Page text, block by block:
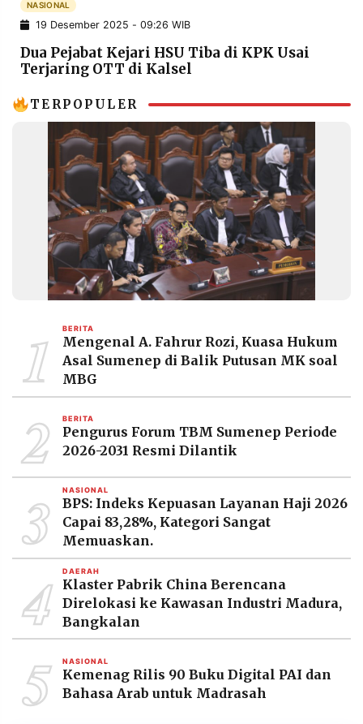
POLICY
INFORMASI
IKLAN
KIRIM
TULISAN
OF
SERVICE
IKUTI
KAMI
PT.
RESOLUSI
MEDIA
PRAMUDITA
©
Resolusi.co
2026
PT.
RESOLUSI
MEDIA
PRAMUDITA
NASIONAL
19 Desember 2025 - 09:26 WIB
Dua Pejabat Kejari HSU Tiba di KPK Usai
Terjaring OTT di Kalsel
TERPOPULER
1 BERITA
Mengenal A. Fahrur Rozi, Kuasa Hukum
Asal Sumenep di Balik Putusan MK soal
MBG
2 BERITA
Pengurus Forum TBM Sumenep Periode
2026-2031 Resmi Dilantik
3 NASIONAL
BPS: Indeks Kepuasan Layanan Haji 2026
Capai 83,28%, Kategori Sangat
Memuaskan.
4 DAERAH
Klaster Pabrik China Berencana
Direlokasi ke Kawasan Industri Madura,
Bangkalan
5 NASIONAL
Kemenag Rilis 90 Buku Digital PAI dan
Bahasa Arab untuk Madrasah